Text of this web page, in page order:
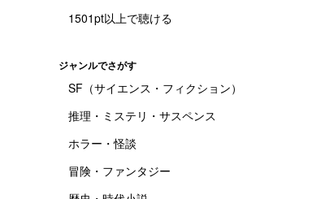
1501pt以上で聴ける
ジャンルでさがす
SF（サイエンス・フィクション）
推理・ミステリ・サスペンス
ホラー・怪談
冒険・ファンタジー